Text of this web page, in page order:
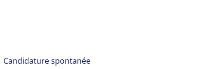
Candidature spontanée